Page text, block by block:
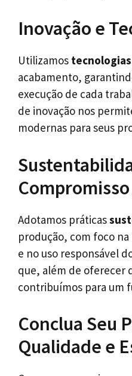
Inovação e
Utilizamos
acabamento,
execução de cada
de inovação nos
modernas para seus
Adotamos práticas
produção, com foco
e no uso responsável
que, além de oferecer
contribuímos para um
Conclua Seu
Qualidade e